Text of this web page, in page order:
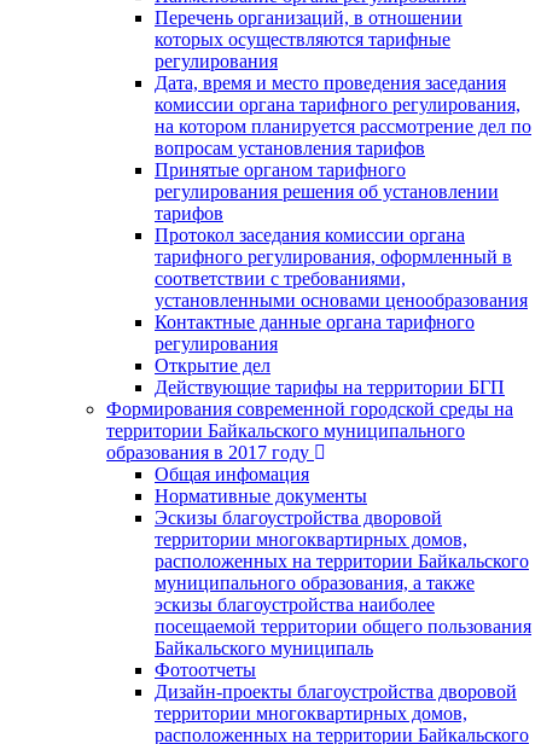
Перечень организаций, в отношении
которых осуществляются тарифные
регулирования
Дата, время и место проведения заседания
комиссии органа тарифного регулирования,
на котором планируется рассмотрение дел по
вопросам установления тарифов
Принятые органом тарифного
регулирования решения об установлении
тарифов
Протокол заседания комиссии органа
тарифного регулирования, оформленный в
соответствии с требованиями,
установленными основами ценообразования
Контактные данные органа тарифного
регулирования
Открытие дел
Действующие тарифы на территории БГП
Формирования современной городской среды на
территории Байкальского муниципального
образования в 2017 году
Общая инфомация
Нормативные документы
Эскизы благоустройства дворовой
территории многоквартирных домов,
расположенных на территории Байкальского
муниципального образования, а также
эскизы благоустройства наиболее
посещаемой территории общего пользования
Байкальского муниципаль
Фотоотчеты
Дизайн-проекты благоустройства дворовой
территории многоквартирных домов,
расположенных на территории Байкальского